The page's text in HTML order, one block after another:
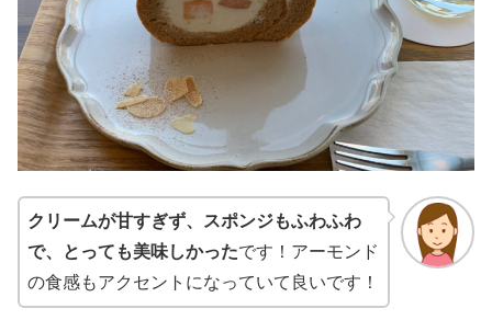
クリームが甘すぎず、スポンジもふわふわ
で、とっても美味しかったです！アーモンド
の食感もアクセントになっていて良いです！